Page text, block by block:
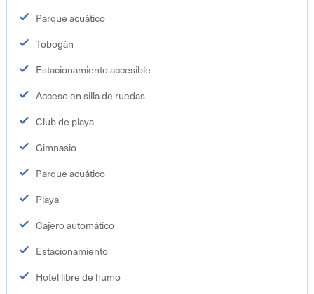
Parque acuático
Tobogán
Estacionamiento accesible
Acceso en silla de ruedas
Club de playa
Gimnasio
Parque acuático
Playa
Cajero automático
Estacionamiento
Hotel libre de humo